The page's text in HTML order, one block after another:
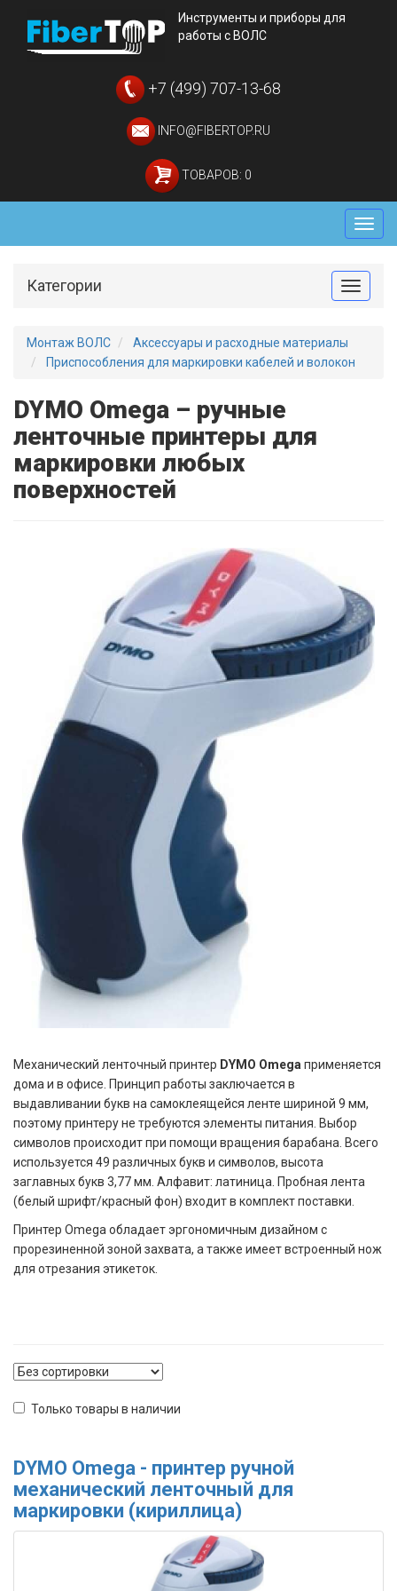
Инструменты и приборы для
работы с ВОЛС
+7 (499) 707-13-68
INFO@FIBERTOP.RU
ТОВАРОВ: 0
Меню
Toggle
Категории
Монтаж ВОЛС
Аксессуары и расходные материалы
Приспособления для маркировки кабелей и волокон
DYMO Omega – ручные
ленточные принтеры для
маркировки любых
поверхностей
Механический ленточный принтер DYMO Omegaприменяется
дома и в офисе. Принцип работы заключается в
выдавливании букв на самоклеящейся ленте шириной 9 мм,
поэтому принтеру не требуются элементы питания. Выбор
символов происходит при помощи вращения барабана. Всего
используется 49 различных букв и символов, высота
заглавных букв 3,77 мм. Алфавит: латиница. Пробная лента
(белый шрифт/красный фон) входит в комплект поставки.
Принтер Omega обладает эргономичным дизайном с
прорезиненной зоной захвата, а также имеет встроенный нож
для отрезания этикеток.
Только товары в наличии
DYMO Omega - принтер ручной
механический ленточный для
маркировки (кириллица)